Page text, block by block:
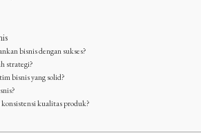
bisnis dengan sukses?
strategi?
bisnis yang solid?
kualitas produk?